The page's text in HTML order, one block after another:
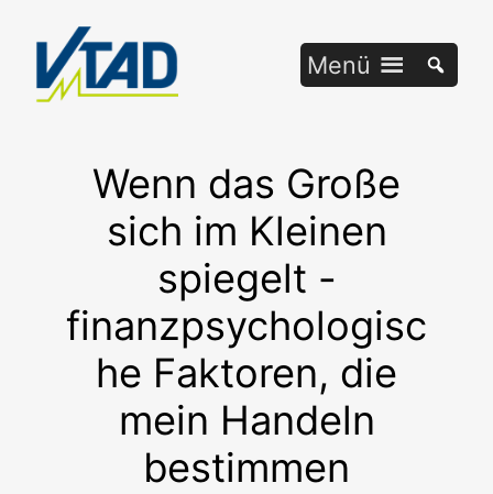
springen
Menü
Wenn das Große
sich im Kleinen
spiegelt -
finanzpsychologisc
he Faktoren, die
mein Handeln
bestimmen